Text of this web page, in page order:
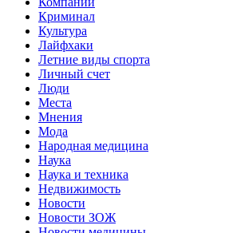
Криминал
Культура
Лайфхаки
Летние виды спорта
Личный счет
Люди
Места
Мнения
Мода
Народная медицина
Наука
Наука и техника
Недвижимость
Новости
Новости ЗОЖ